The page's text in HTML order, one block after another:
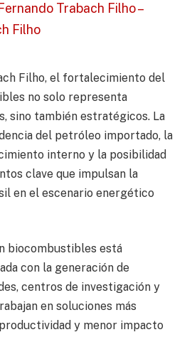
Trabach Filho –
Filho
Filho, el fortalecimiento del
no solo representa
sino también estratégicos. La
del petróleo importado, la
interno y la posibilidad
clave que impulsan la
en el escenario energético
biocombustibles está
con la generación de
centros de investigación y
en soluciones más
y menor impacto